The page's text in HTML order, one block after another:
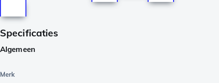
Specificaties
Algemeen
Merk